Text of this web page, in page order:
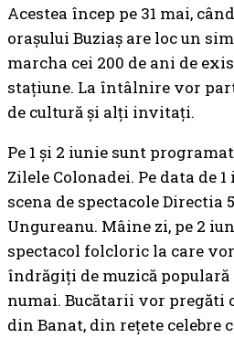
Acestea încep pe 31 mai,
orașului Buziaș are loc un
marcha cei 200 de ani de
stațiune. La întâlnire vor
de cultură și alți invitați.
Pe 1 și 2 iunie sunt
Zilele Colonadei. Pe data de
scena de spectacole Directia
Ungureanu. Mâine zi, pe 2
spectacol folcloric la care
îndrăgiți de muzică
numai. Bucătarii vor pregăti
din Banat, din rețete celebre